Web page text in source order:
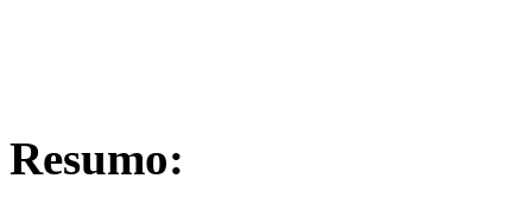
Resumo: